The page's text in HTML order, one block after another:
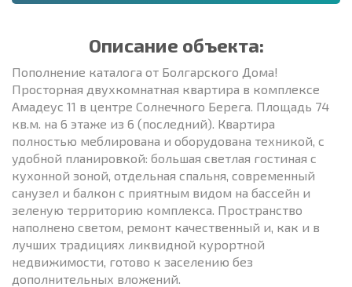
Описание объекта:
Пополнение каталога от Болгарского Дома!
Просторная двухкомнатная квартира в комплексе
Амадеус 11 в центре Солнечного Берега. Площадь 74
кв.м. на 6 этаже из 6 (последний). Квартира
полностью меблирована и оборудована техникой, с
удобной планировкой: большая светлая гостиная с
кухонной зоной, отдельная спальня, современный
санузел и балкон с приятным видом на бассейн и
зеленую территорию комплекса. Пространство
наполнено светом, ремонт качественный и, как и в
лучших традициях ликвидной курортной
недвижимости, готово к заселению без
дополнительных вложений.